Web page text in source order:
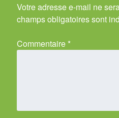
Votre adresse e-mail ne
champs obligatoires sont
Commentaire *